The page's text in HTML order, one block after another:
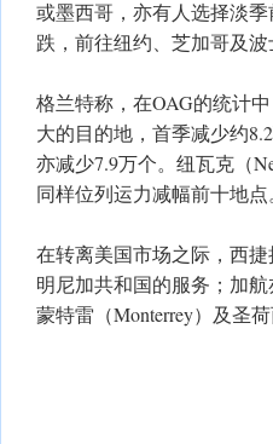
或墨西哥，亦有人选择淡
跌，前往纽约、芝加哥及波
格兰特称，在OAG的统计
大的目的地，首季减少约
亦减少7.9万个。纽瓦克（
同样位列运力减幅前十地点
在转离美国市场之际，西
明尼加共和国的服务；加
蒙特雷（Monterrey）及圣